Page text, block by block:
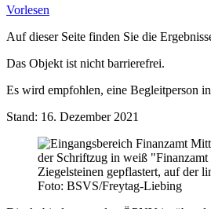
Vorlesen
Auf dieser Seite finden Sie die
Das Objekt ist nicht barrierefrei.
Es wird empfohlen, eine Begleitperson
Stand: 16. Dezember 2021
Foto: BSVS/Freytag-Liebing